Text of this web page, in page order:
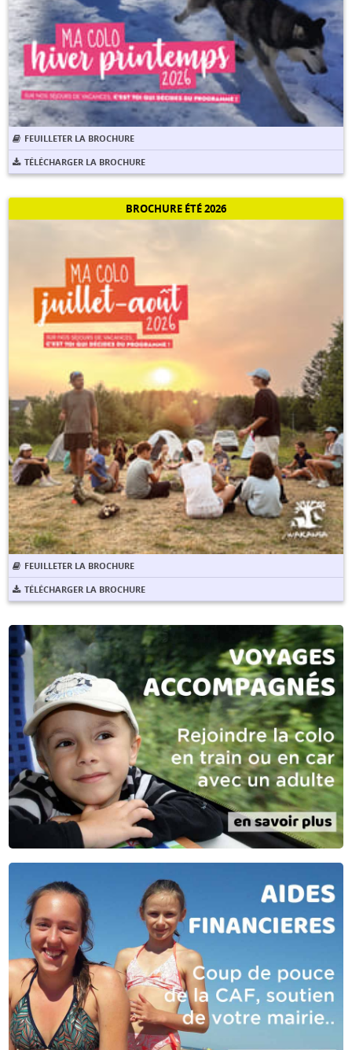
FEUILLETER LA BROCHURE
TÉLÉCHARGER LA BROCHURE
BROCHURE ÉTÉ 2026
FEUILLETER LA BROCHURE
TÉLÉCHARGER LA BROCHURE